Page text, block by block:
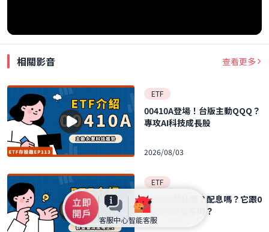
客服中心智能客服
相關影音 查看更多
ETF
00410A登場！台版主動QQQ？
專攻AI科技成長股
2026/08/03
ETF
00685L是什麼？配息嗎？它跟0
050正2哪裡不同？